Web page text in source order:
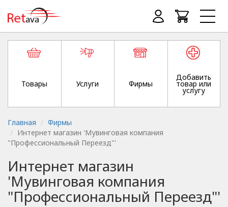
Товары Услуги Фирмы
Добавить
товар или
услугу
Главная
Фирмы
Интернет магазин 'Мувинговая компания
"Профессиональный Переезд"'
Интернет магазин
'Мувинговая компания
"Профессиональный Переезд"'